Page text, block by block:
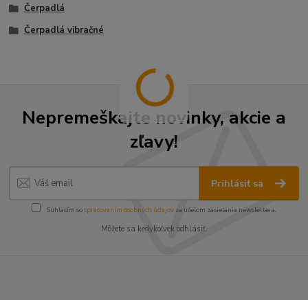
Čerpadlá
Čerpadlá vibračné
Nepremeškajte novinky, akcie a
zľavy!
Prihlásiť sa
Súhlasím sospracovaním osobných údajov za účelom zasielania newslettera.
Môžete sa kedykoľvek odhlásiť.